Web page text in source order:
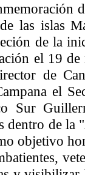
las islas
de la
el 19 de
de
el
Sur
dentro de la
objetivo